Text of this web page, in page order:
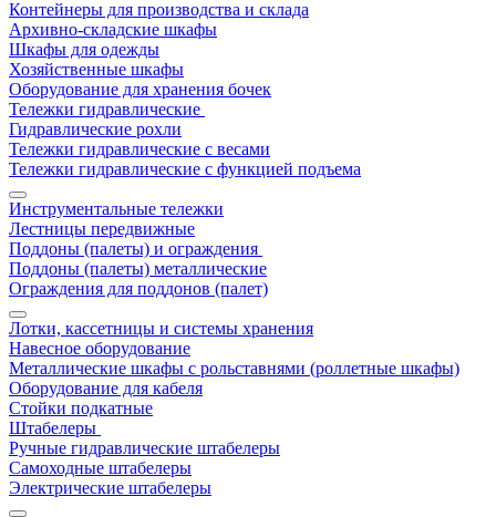
Контейнеры для производства и склада
Архивно-складские шкафы
Шкафы для одежды
Хозяйственные шкафы
Оборудование для хранения бочек
Тележки гидравлические
Гидравлические рохли
Тележки гидравлические с весами
Тележки гидравлические с функцией подъема
Инструментальные тележки
Лестницы передвижные
Поддоны (палеты) и ограждения
Поддоны (палеты) металлические
Ограждения для поддонов (палет)
Лотки, кассетницы и системы хранения
Навесное оборудование
Металлические шкафы с рольставнями (роллетные шкафы)
Оборудование для кабеля
Стойки подкатные
Штабелеры
Ручные гидравлические штабелеры
Самоходные штабелеры
Электрические штабелеры